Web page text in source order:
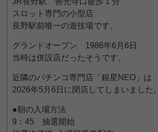
スロット専門の小型店
長野駅前唯一の遊技場です。
グランドオープン 1986年6月6日
当時は併設店だったそうです。
近隣のパチンコ専門店「銀星NEO」は
2026年5月6日に閉店してしまいました。
●朝の入場方法
9：45 抽選開始